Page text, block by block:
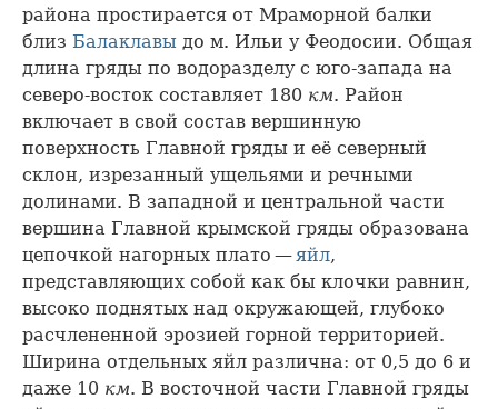
района простирается от Мраморной балки
близ Балаклавы до м. Ильи у Феодосии. Общая
длина гряды по водоразделу с юго-запада на
северо-восток составляет 180 км. Район
включает в свой состав вершинную
поверхность Главной гряды и её северный
склон, изрезанный ущельями и речными
долинами. В западной и центральной части
вершина Главной крымской гряды образована
цепочкой нагорных плато —яйл,
представляющих собой как бы клочки равнин,
высоко поднятых над окружающей, глубоко
расчлененной эрозией горной территорией.
Ширина отдельных яйл различна: от 0,5 до 6 и
даже 10 км. В восточной части Главной гряды